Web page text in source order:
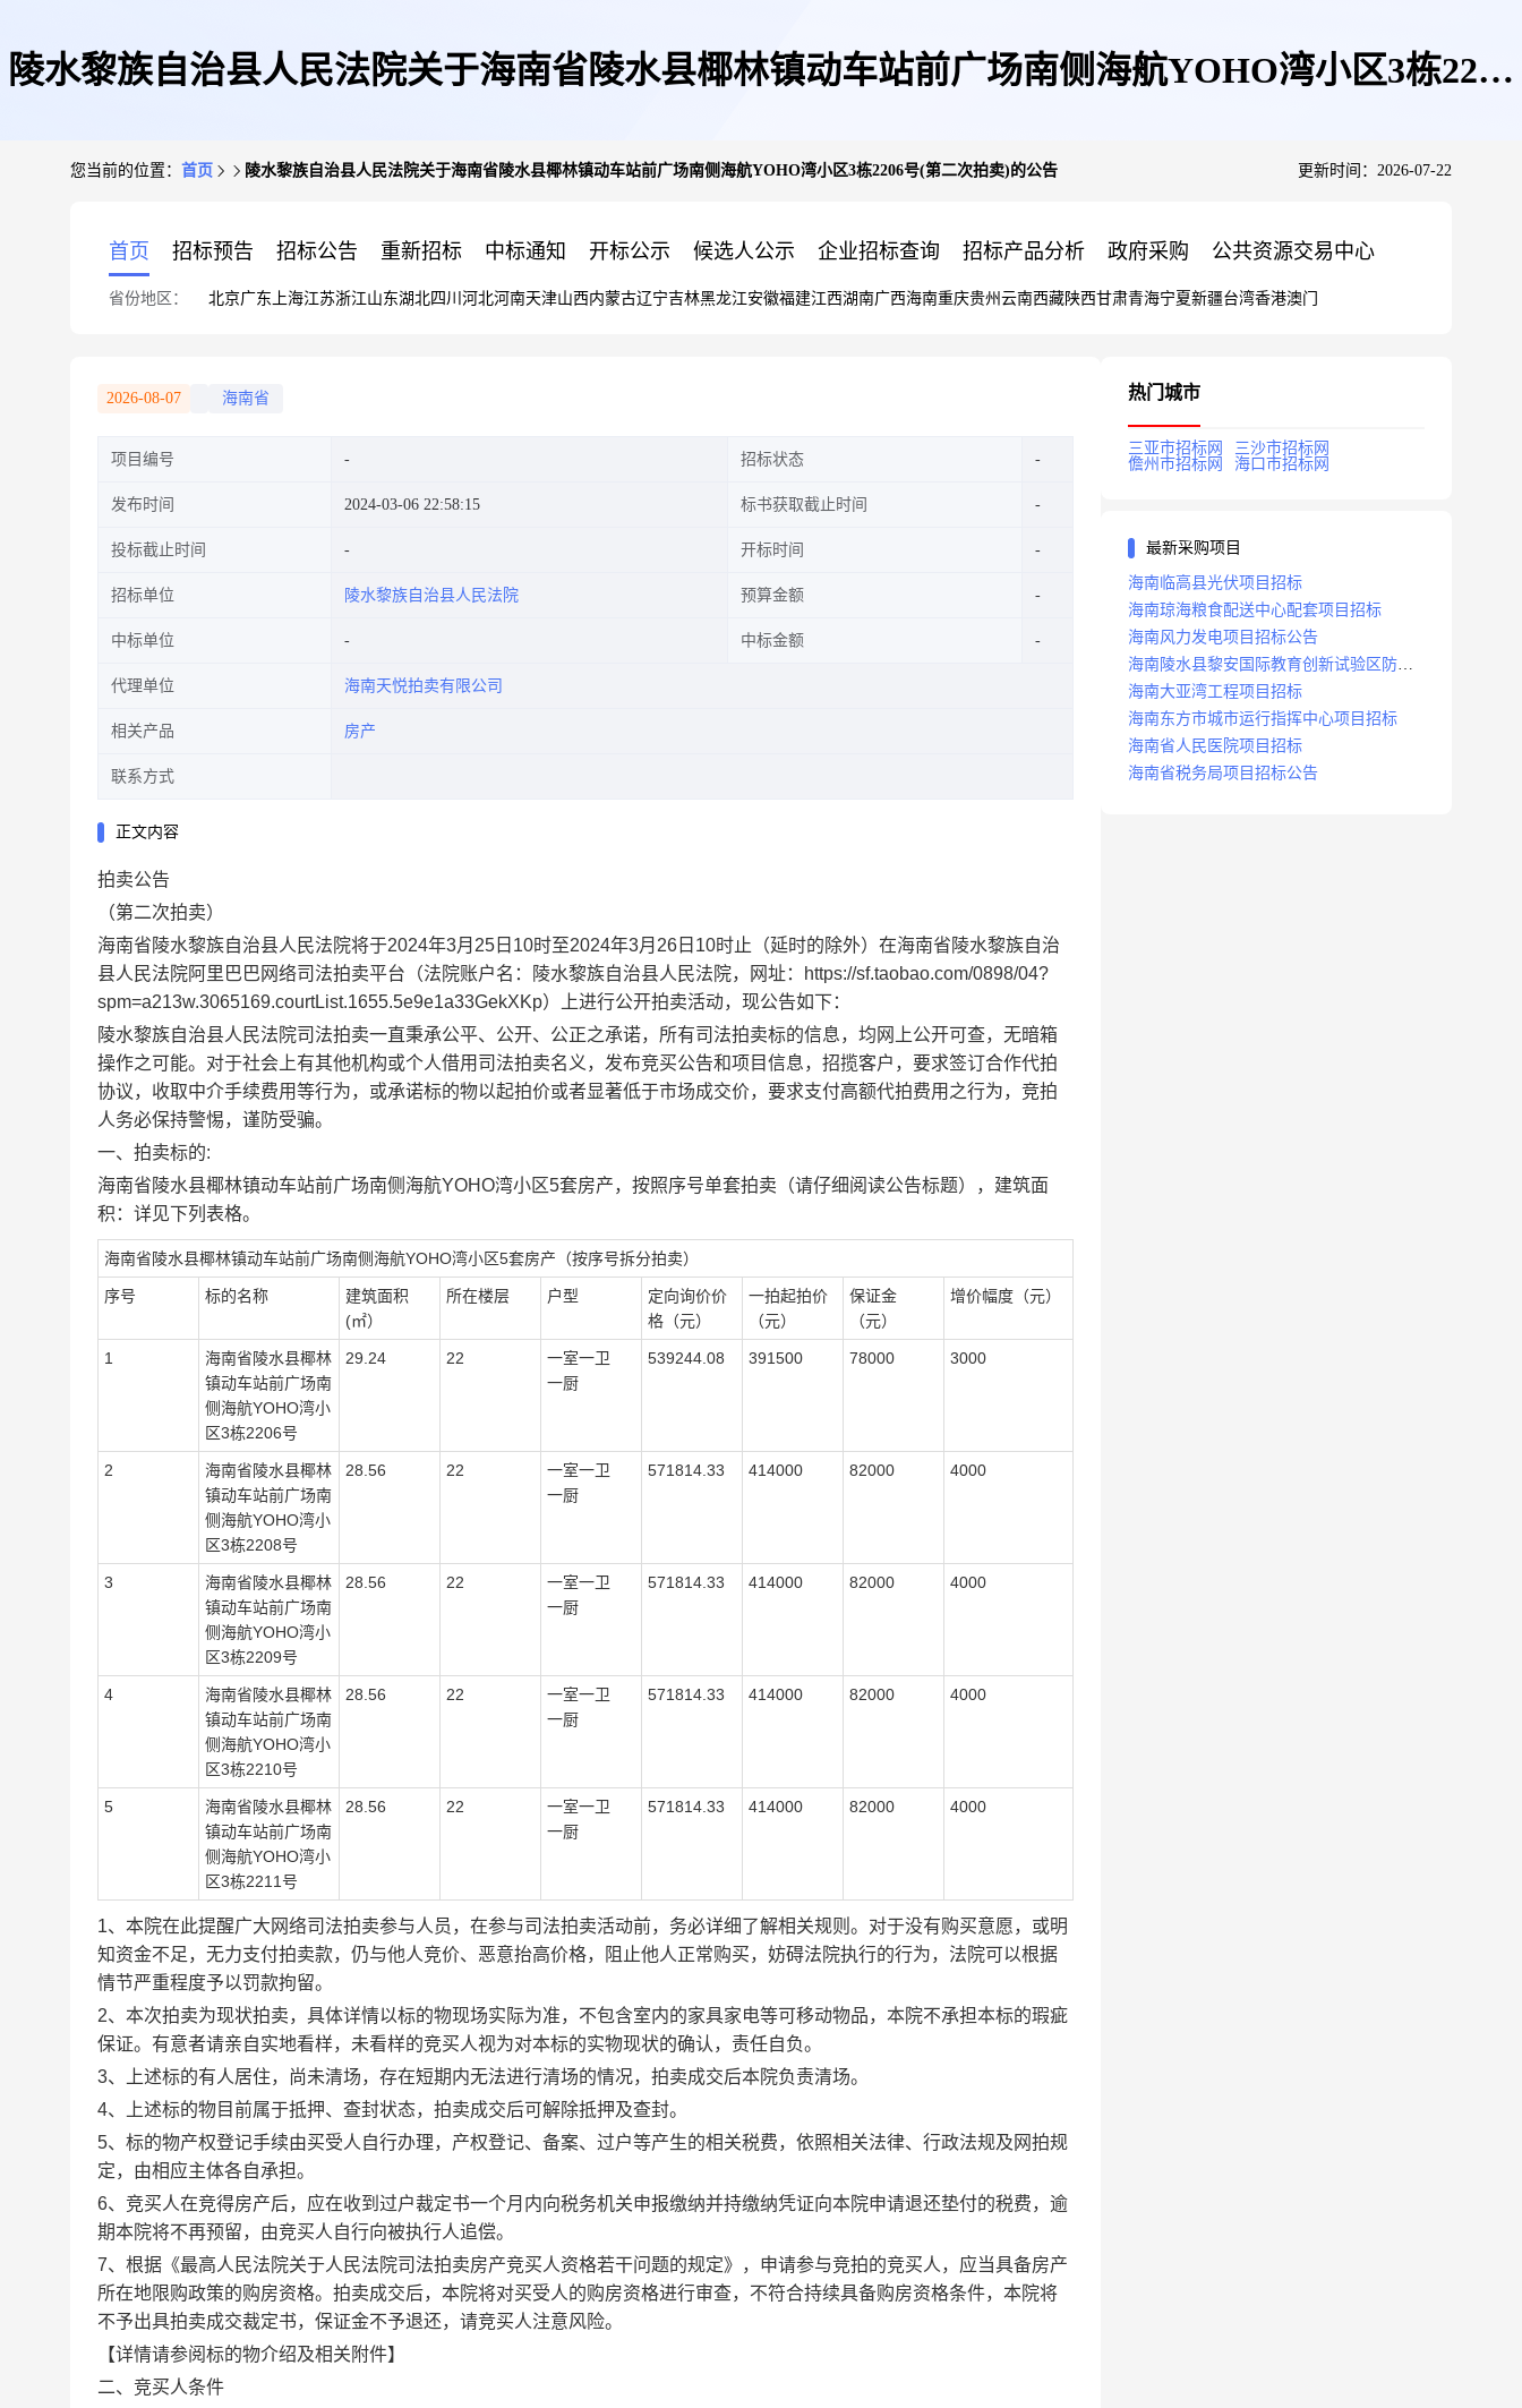
陵水黎族自治县人民法院关于海南省陵水县椰林镇动车站前广场南侧海航YOHO湾小区3栋2206
您当前的位置： 首页 陵水黎族自治县人民法院关于海南省陵水县椰林镇动车站前广场南侧海航YOHO湾小区3栋2206号(第二次拍卖)的公告 更新时间：2026-07-22
首页 招标预告 招标公告 重新招标 中标通知 开标公示 候选人公示 企业招标查询 招标产品分析 政府采购 公共资源交易中心
省份地区： 北京广东 上海江苏浙江山东湖北四川 河北河南天津山西内蒙古辽宁吉林黑龙江安徽福建江西湖南广西海南重庆贵州 云南西藏陕西甘肃青海宁夏新疆台湾香港澳门
2026-08-07 海南省
项目编号 招标状态
发布时间 2024-03-06 22:58:15 标书获取截止时间
投标截止时间 开标时间
招标单位 陵水黎族自治县人民法院 预算金额
中标单位 中标金额
代理单位 海南天悦拍卖有限公司
相关产品 房产
联系方式
正文内容
拍卖公告
（第二次拍卖）
海南省陵水黎族自治县人民法院将于2024年3月 25 日10时至2024年3月 26 日10时止（延时的除外）在海南省陵水黎族自治
县人民法院阿里巴巴网络司法拍卖平台（法院账户名：陵水黎族自治县人民法院，网址：https://sf.taobao.com/0898/04?
spm=a213w.3065169.courtList.1655.5e9e1a33GekXKp）上进行公开拍卖活动，现公告如下：
陵水黎族自治县人民法院司法拍卖一直秉承公平、公开、公正之承诺，所有司法拍卖标的信息，均网上公开可查，无暗箱
操作之可能。对于社会上有其他机构或个人借用司法拍卖名义，发布竞买公告和项目信息，招揽客户，要求签订合作代拍
协议，收取中介手续费用等行为，或承诺标的物以起拍价或者显著低于市场成交价，要求支付高额代拍费用之行为，竞拍
人务必保持警惕，谨防受骗。
一、拍卖标的:
海南省陵水县椰林镇动车站前广场南侧海航YOHO湾小区5套房产， 按照序号单套拍卖 （请仔细阅读公告标题） ， 建筑面
积：详见下列表格。
海南省陵水县椰林镇动车站前广场南侧海航YOHO湾小区5套房产（按序号拆分拍卖）
序号 标的名称
建筑面积
(㎡）
所在楼层 户型
定向询价价
格（元）
一拍起拍价
（元）
保证金
（元）
增价幅度（元）
1
海南省陵水县椰林
镇动车站前广场南
侧海航YOHO湾小
区3栋2206号
29.24 22
一室一卫
一厨
539244.08 391500 78000 3000
2
海南省陵水县椰林
镇动车站前广场南
侧海航YOHO湾小
区3栋2208号
28.56 22
一室一卫
一厨
571814.33 414000 82000 4000
3
海南省陵水县椰林
镇动车站前广场南
侧海航YOHO湾小
区3栋2209号
28.56 22
一室一卫
一厨
571814.33 414000 82000 4000
4
海南省陵水县椰林
镇动车站前广场南
侧海航YOHO湾小
区3栋2210号
28.56 22
一室一卫
一厨
571814.33 414000 82000 4000
5
海南省陵水县椰林
镇动车站前广场南
侧海航YOHO湾小
区3栋2211号
28.56 22
一室一卫
一厨
571814.33 414000 82000 4000
1、本院在此提醒广大网络司法拍卖参与人员，在参与司法拍卖活动前，务必详细了解相关规则。对于没有购买意愿，或明
知资金不足，无力支付拍卖款，仍与他人竞价、恶意抬高价格，阻止他人正常购买，妨碍法院执行的行为，法院可以根据
情节严重程度予以罚款拘留。
2、本次拍卖为现状拍卖，具体详情以标的物现场实际为准，不包含室内的家具家电等可移动物品，本院不承担本标的瑕疵
保证。有意者请亲自实地看样，未看样的竞买人视为对本标的实物现状的确认，责任自负。
3、上述标的有人居住，尚未清场，存在短期内无法进行清场的情况，拍卖成交后本院负责清场。
4、上述标的物目前属于抵押、查封状态，拍卖成交后可解除抵押及查封。
5、标的物产权登记手续由买受人自行办理，产权登记、备案、过户等产生的相关税费，依照相关法律、行政法规及网拍规
定，由相应主体各自承担。
6、竞买人在竞得房产后，应在收到过户裁定书一个月内向税务机关申报缴纳并持缴纳凭证向本院申请退还垫付的税费，逾
期本院将不再预留，由竞买人自行向被执行人追偿。
7、 根据《最高人民法院关于人民法院司法拍卖房产竞买人资格若干问题的规定》，申请参与竞拍的竞买人，应当具备房产
所在地限购政策的购房资格。拍卖成交后，本院将对买受人的购房资格进行审查，不符合持续具备购房资格条件，本院将
不予出具拍卖成交裁定书，保证金不予退还，请竞买人注意风险。
【详情请参阅标的物介绍及相关附件】
二、竞买人条件
热门城市
三亚市招标网
三沙市招标网
儋州市招标网
海口市招标网
最新采购项目
海南临高县光伏项目招标
海南琼海粮食配送中心配套项目招标
海南风力发电项目招标公告
海南陵水县黎安国际教育创新试验区防洪
沟项目招标
海南大亚湾工程项目招标
海南东方市城市运行指挥中心项目招标
海南省人民医院项目招标
海南省税务局项目招标公告